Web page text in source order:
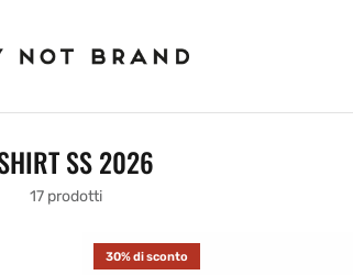
SS 2026
17 prodotti
30% di sconto